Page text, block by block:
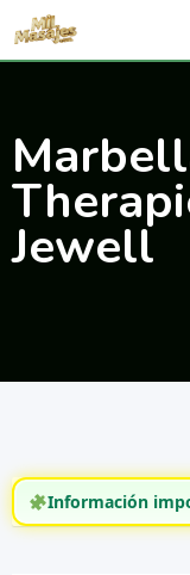
Saltar
Jewell
Información